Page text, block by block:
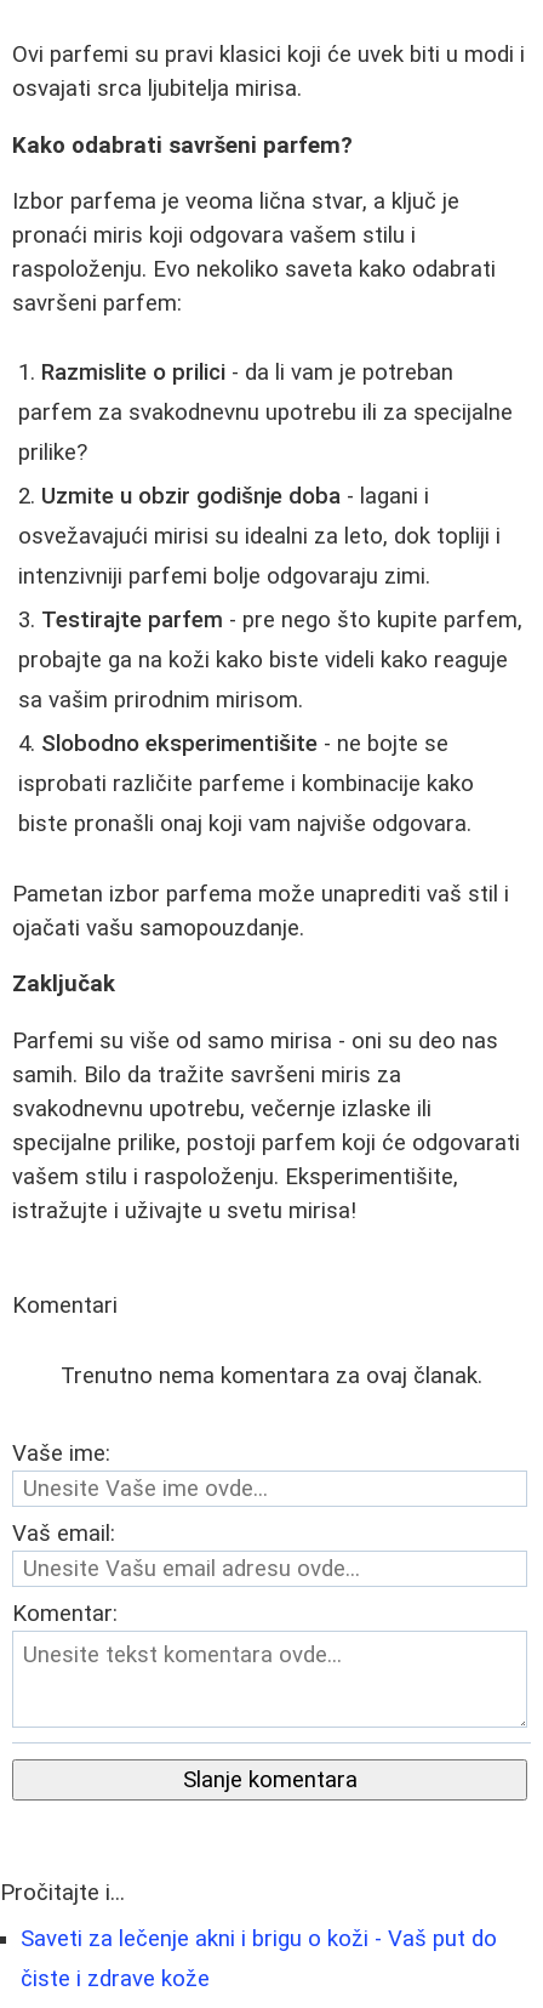
Ovi parfemi su pravi klasici koji će uvek biti u modi i
osvajati srca ljubitelja mirisa.
Kako odabrati savršeni parfem?
Izbor parfema je veoma lična stvar, a ključ je
pronaći miris koji odgovara vašem stilu i
raspoloženju. Evo nekoliko saveta kako odabrati
savršeni parfem:
Razmislite o prilici - da li vam je potreban
parfem za svakodnevnu upotrebu ili za specijalne
prilike?
Uzmite u obzir godišnje doba - lagani i
osvežavajući mirisi su idealni za leto, dok topliji i
intenzivniji parfemi bolje odgovaraju zimi.
Testirajte parfem - pre nego što kupite parfem,
probajte ga na koži kako biste videli kako reaguje
sa vašim prirodnim mirisom.
Slobodno eksperimentišite - ne bojte se
isprobati različite parfeme i kombinacije kako
biste pronašli onaj koji vam najviše odgovara.
Pametan izbor parfema može unaprediti vaš stil i
ojačati vašu samopouzdanje.
Zaključak
Parfemi su više od samo mirisa - oni su deo nas
samih. Bilo da tražite savršeni miris za
svakodnevnu upotrebu, večernje izlaske ili
specijalne prilike, postoji parfem koji će odgovarati
vašem stilu i raspoloženju. Eksperimentišite,
istražujte i uživajte u svetu mirisa!
Komentari
Trenutno nema komentara za ovaj članak.
Vaše ime:
Vaš email:
Komentar:
Slanje komentara
Pročitajte i...
Saveti za lečenje akni i brigu o koži - Vaš put do
čiste i zdrave kože